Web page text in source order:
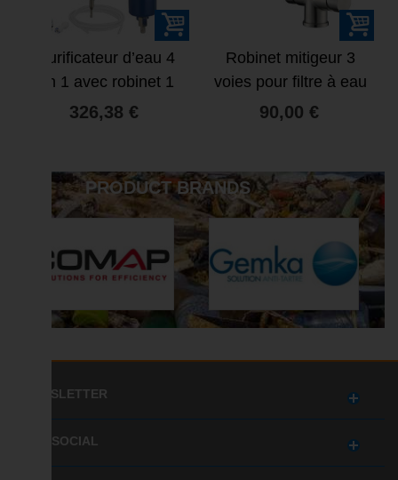
Purificateur d’eau 4
en 1 avec robinet 1
voie
326,38 €
Robinet mitigeur 3
voies pour filtre à eau
90,00 €
PRODUCT BRANDS
NEWSLETTER
GET SOCIAL